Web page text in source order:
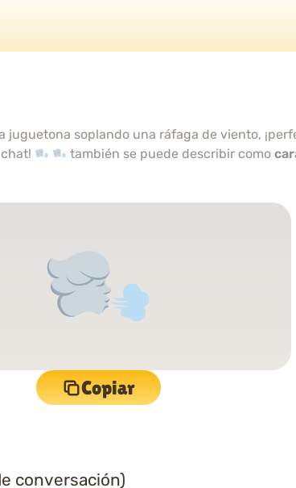
juguetona soplando una ráfaga de viento,
también se puede describir como
Copiar
conversación)